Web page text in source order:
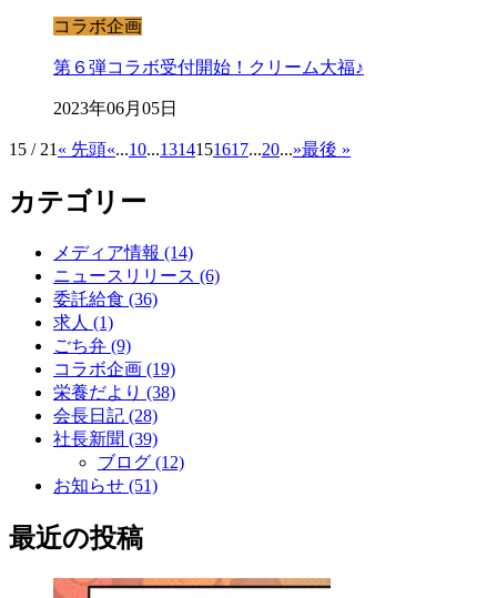
コラボ企画
第６弾コラボ受付開始！クリーム大福♪
2023年06月05日
15 / 21 « 先頭«...10...1314151617...20...»最後 »
カテゴリー
メディア情報 (14)
ニュースリリース (6)
委託給食 (36)
求人 (1)
ごち弁 (9)
コラボ企画 (19)
栄養だより (38)
会長日記 (28)
社長新聞 (39)
ブログ (12)
お知らせ (51)
最近の投稿